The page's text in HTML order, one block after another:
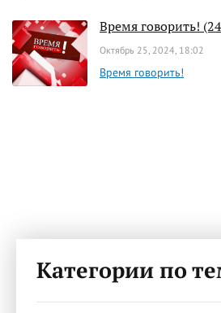
Время говорить!
Октябрь 25, 2024, 18:02
Время говорить!
Категории по